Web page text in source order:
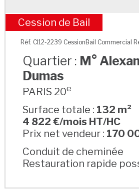
M° Alexandre
Cession de Bail
Réf. CI12-2239 CessionBail Commercial
Quartier : M°
Dumas
PARIS 20e
Surface totale : 132 m²
4 822 €/mois HT/HC
Prix net vendeur : 170
Conduit de cheminée
Restauration rapide